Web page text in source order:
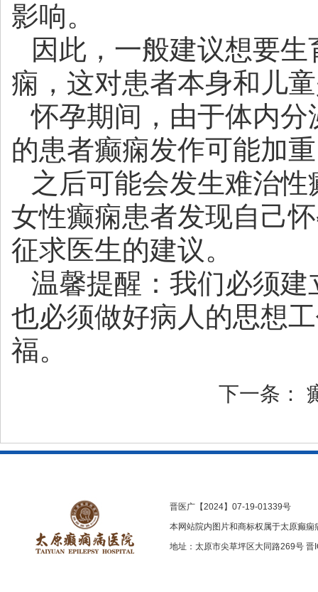
影响。
因此，一般建议想要
痫，这对患者本身和儿
怀孕期间，由于体内
的患者癫痫发作可能加
之后可能会发生难治
女性癫痫患者发现自己
征求医生的建议。
温馨提醒：我们必须
也必须做好病人的思想
福。
下一条：
晋医广【2024】07-19-01339号
本网站院内图片和商标权属于太原癫
地址：太原市尖草坪区大同路269号 晋